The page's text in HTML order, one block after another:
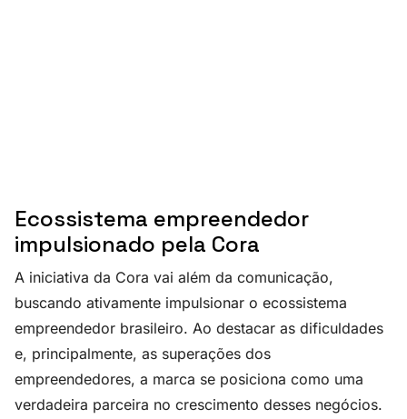
Ecossistema empreendedor
impulsionado pela Cora
A iniciativa da Cora vai além da comunicação,
buscando ativamente impulsionar o ecossistema
empreendedor brasileiro. Ao destacar as dificuldades
e, principalmente, as superações dos
empreendedores, a marca se posiciona como uma
verdadeira parceira no crescimento desses negócios.